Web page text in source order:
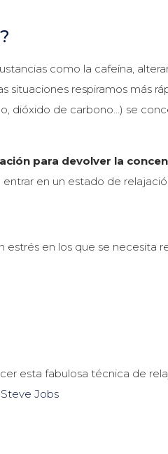
como la cafeína,
situaciones respiramos más
dióxido de carbono…) se
para devolver la
en un estado de
en los que se necesita
esta fabulosa técnica de
Jobs